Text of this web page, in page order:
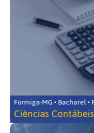
Formiga-MG • Bacharel
Ciências Contábeis